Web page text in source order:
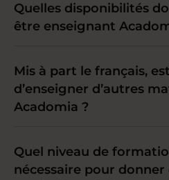
Quelles disponibilités
être enseignant
Mis à part le français,
d’enseigner d’autres
Acadomia ?
Quel niveau de
nécessaire pour donner